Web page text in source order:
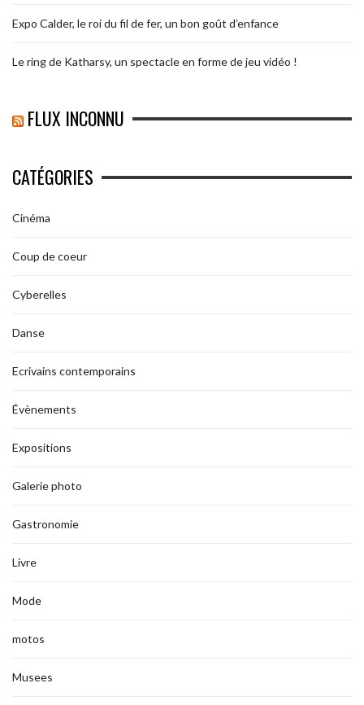
Expo Calder, le roi du fil de fer, un bon goût d’enfance
Le ring de Katharsy, un spectacle en forme de jeu vidéo !
FLUX INCONNU
CATÉGORIES
Cinéma
Coup de coeur
Cyberelles
Danse
Ecrivains contemporains
Évènements
Expositions
Galerie photo
Gastronomie
Livre
Mode
motos
Musees